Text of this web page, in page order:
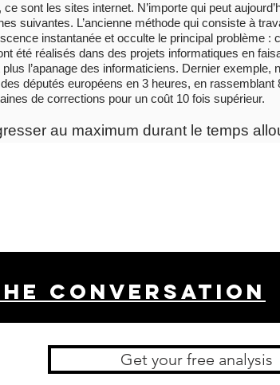
sont les sites internet. N’importe qui peut
suivantes. L’ancienne méthode qui consiste à
instantanée et occulte le principal problème :
été réalisés dans des projets informatiques en
l’apanage des informaticiens. Dernier
députés européens en 3 heures, en
de corrections pour un coût 10 fois supérieur.
au maximum durant le temps
conversation
Get your free analysis